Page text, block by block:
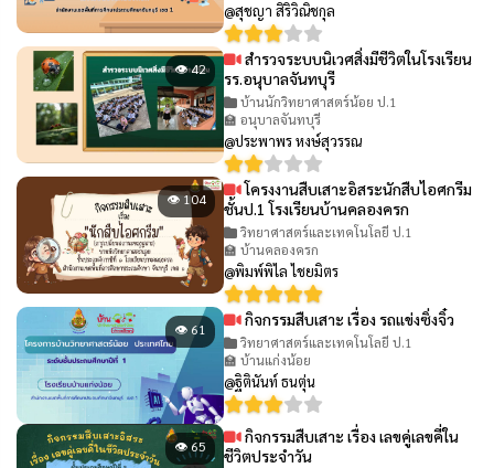
@สุชญา สิริวิณิชกุล
👁 42
สำรวจระบบนิเวศสิ่งมีชีวิตในโรงเรียน
รร.อนุบาลจันทบุรี
บ้านนักวิทยาศาสตร์น้อย ป.1
🏫 อนุบาลจันทบุรี
@ประพาพร หงษ์สุวรรณ
👁 104
โครงงานสืบเสาะอิสระนักสืบไอศกรีม
ชั้นป.1 โรงเรียนบ้านคลองครก
วิทยาศาสตร์และเทคโนโลยี ป.1
🏫 บ้านคลองครก
@พิมพ์พิไล ไชยมิตร
👁 61 กิจกรรมสืบเสาะ เรื่อง รถแข่งซิ่งจิ๋ว
วิทยาศาสตร์และเทคโนโลยี ป.1
🏫 บ้านแก่งน้อย
@ฐิตินันท์ ธนตุ่น
👁 65
กิจกรรมสืบเสาะ เรื่อง เลขคู่เลขคี่ใน
ชีวิตประจำวัน